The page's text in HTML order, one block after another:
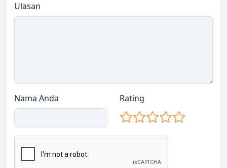
Ulasan
Nama Anda Rating